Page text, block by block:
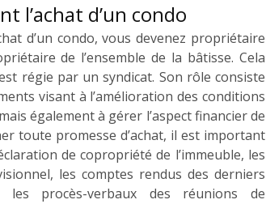
l’achat d’un condo
d’un condo, vous devenez propriétaire
de l’ensemble de la bâtisse. Cela
régie par un syndicat. Son rôle consiste
visant à l’amélioration des conditions
également à gérer l’aspect financier de
toute promesse d’achat, il est important
de copropriété de l’immeuble, les
les comptes rendus des derniers
les procès-verbaux des réunions de